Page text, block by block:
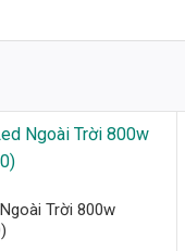
Trời 800w